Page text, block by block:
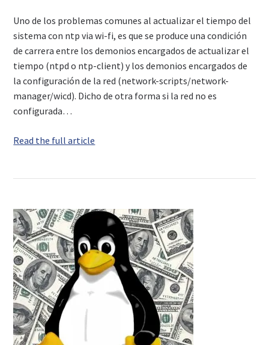
Uno de los problemas comunes al actualizar el tiempo del
sistema con ntp via wi-fi, es que se produce una condición
de carrera entre los demonios encargados de actualizar el
tiempo (ntpd o ntp-client) y los demonios encargados de
la configuración de la red (network-scripts/network-
manager/wicd). Dicho de otra forma si la red no es
configurada…
Read the full article